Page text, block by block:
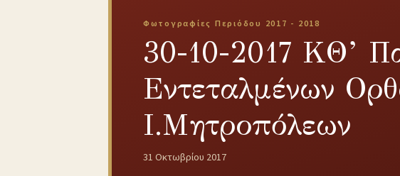
Φωτογραφίες Περιόδου 2017 - 2018
30-10-2017 ΚΘ’
Εντεταλμένων
Ι.Μητροπόλεων
31 Οκτωβρίου 2017